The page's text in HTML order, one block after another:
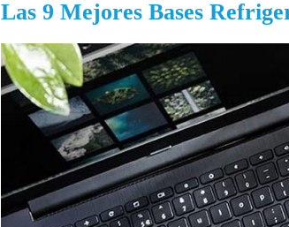
Las 9 Mejores Bases